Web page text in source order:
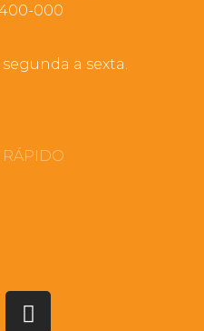
000
segunda a sexta.
RÁPIDO